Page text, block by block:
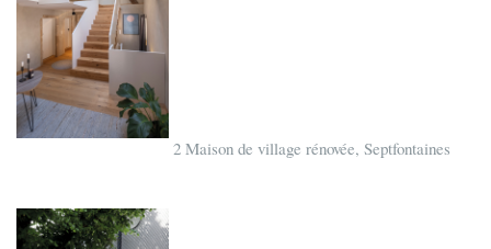
2 Maison de village rénovée, Septfontaines